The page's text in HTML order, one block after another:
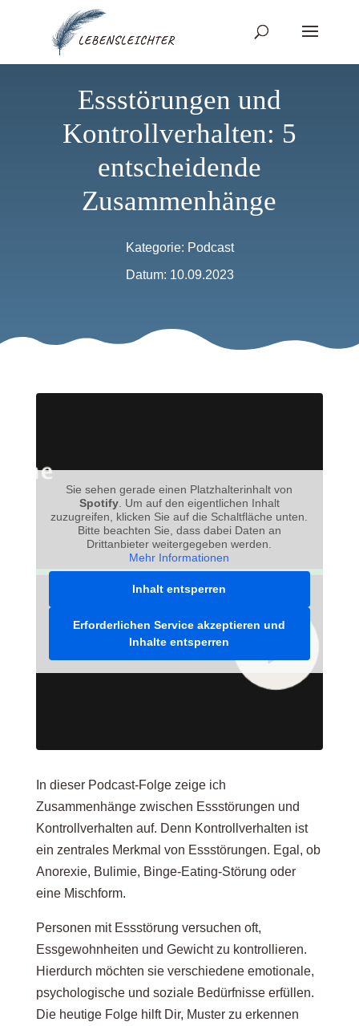
Essstörungen und
Kontrollverhalten: 5
entscheidende
Zusammenhänge
Kategorie: Podcast
Datum: 10.09.2023
Sie sehen gerade einen Platzhalterinhalt von
Spotify. Um auf den eigentlichen Inhalt
zuzugreifen, klicken Sie auf die Schaltfläche unten.
Bitte beachten Sie, dass dabei Daten an
Drittanbieter weitergegeben werden.
Mehr Informationen
Inhalt entsperren
Erforderlichen Service akzeptieren und
Inhalte entsperren
In dieser Podcast-Folge zeige ich
Zusammenhänge zwischen Essstörungen und
Kontrollverhalten auf. Denn Kontrollverhalten ist
ein zentrales Merkmal von Essstörungen. Egal, ob
Anorexie, Bulimie, Binge-Eating-Störung oder
eine Mischform.
Personen mit Essstörung versuchen oft,
Essgewohnheiten und Gewicht zu kontrollieren.
Hierdurch möchten sie verschiedene emotionale,
psychologische und soziale Bedürfnisse erfüllen.
Die heutige Folge hilft Dir, Muster zu erkennen